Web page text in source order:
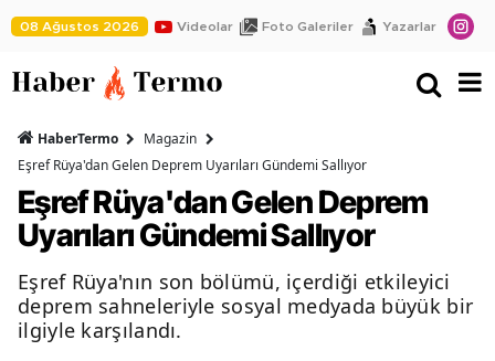
08 Ağustos 2026 Videolar Foto Galeriler Yazarlar
HaberTermo
Magazin
Eşref Rüya'dan Gelen Deprem Uyarıları Gündemi Sallıyor
Eşref Rüya'dan Gelen Deprem
Uyarıları Gündemi Sallıyor
Eşref Rüya'nın son bölümü, içerdiği etkileyici
deprem sahneleriyle sosyal medyada büyük bir
ilgiyle karşılandı.